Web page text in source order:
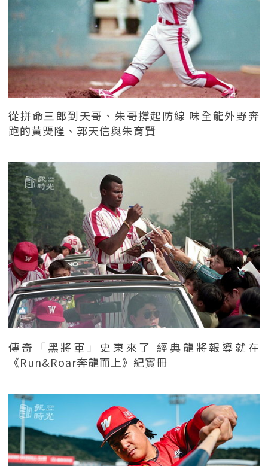
從拼命三郎到天哥、朱哥撐起防線 味全龍外野奔
跑的黃煚隆、郭天信與朱育賢
傳奇「黑將軍」史東來了 經典龍將報導就在
《Run&Roar奔龍而上》紀實冊